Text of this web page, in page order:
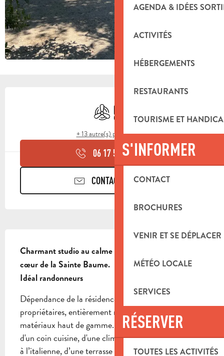
AGENDA & IDÉES
ACTIVITÉS
HÉBERGEMENTS
RESTAURANTS
TOURISME ET
S'INFORMER
CONTACT
BROCHURES
VENIR ET SE DÉPLACER
MÉTÉO LOCALE
SERVICES
RÉSERVER
TOUTES LES ACTIVITÉS
OUVERTURE ET COORDONNÉES
Air conditionné
Plaque de cuisson
+ 13 autre(s) prestation(s)
06 17 57 41 ▒▒
CONTACTEZ-NOUS
Charmant studio au calme et très confortable, au
cœur de la Sainte Baume.
Idéal randonneurs
Dépendance de la résidence principale des
propriétaires, entièrement rénovée avec des
matériaux haut de gamme. Ce cocoon est équipé
d'un coin cuisine, d'une climatisation, d’une douche
à l’italienne, d’une terrasse privée. Possibilité de